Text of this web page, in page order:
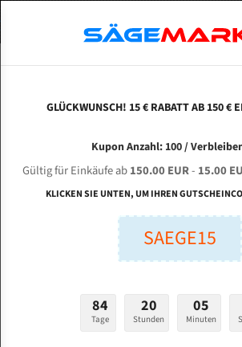
BI-METAL
BAND SAW
FOR METAL
DIE ZAHNSPITZEN AUS LEGIERTEM
ENGLISH
GLÜCKWUNSCH! 15 € RABATT AB 150 €
Kupon Anzahl: 100 /
Gültig für Einkäufe ab150.00 EUR- 15.00
KLICKEN SIE UNTEN, UM IHREN
SAEGE15
84
Tage
20
Stunden
05
Minuten